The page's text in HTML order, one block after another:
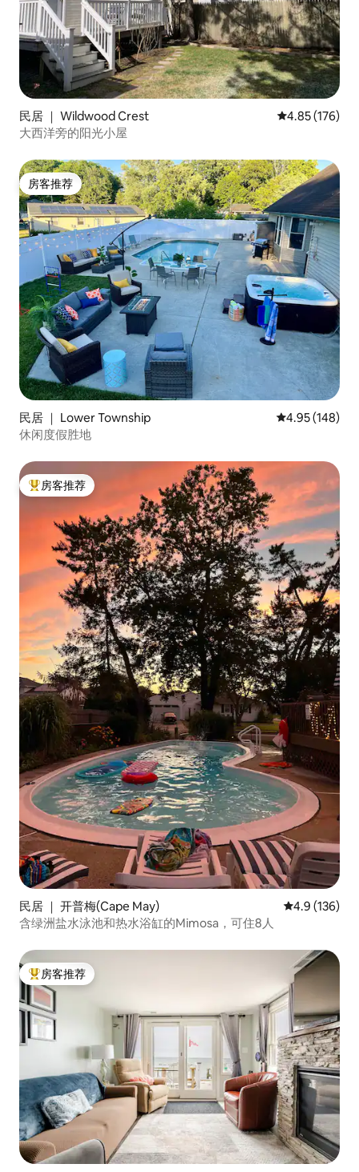
民居 ｜ Wildwood Crest 平均评分 4.85
4.85 (176)
大西洋旁的阳光小屋
房客推荐
房客推荐
民居 ｜ Lower Township 平均评分 4.95
4.95 (148)
休闲度假胜地
热门「房客推荐」
房客推荐
民居 ｜ 开普梅(Cape May) 平均评分 4.9
4.9 (136)
含绿洲盐水泳池和热水浴缸的Mimosa，可住8人
热门「房客推荐」
房客推荐